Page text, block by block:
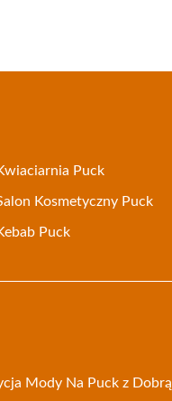
Puck
Kosmetyczny Puck
Puck
Mody Na Puck z Dobrą